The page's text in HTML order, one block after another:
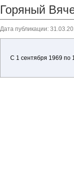
Горяный
Дата публикации:
С 1 сентября 1969 по